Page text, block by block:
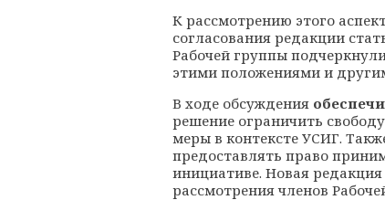
К рассмотрению этого
согласования редакции
Рабочей группы
этими положениями и
В ходе обсуждения
решение ограничить
меры в контексте УСИГ.
предоставлять право
инициативе. Новая
рассмотрения членов